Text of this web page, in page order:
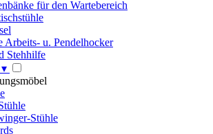
für den Wartebereich
Arbeits- u. Pendelhocker
Stehhilfe
▾
Stühle